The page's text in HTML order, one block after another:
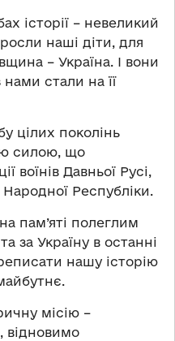
історії – невеликий
наші діти, для
– Україна. І вони
стали на її
цілих поколінь
силою, що
воїнів Давньої Русі,
Народної Республіки.
пам’яті полеглим
за Україну в останні
нашу історію
місію –
відновимо